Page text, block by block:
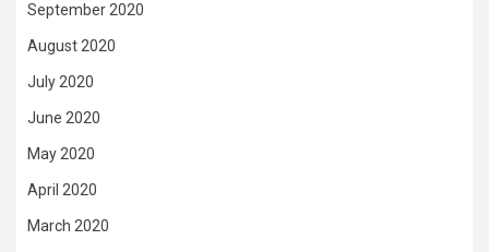
September 2020
August 2020
July 2020
June 2020
May 2020
April 2020
March 2020